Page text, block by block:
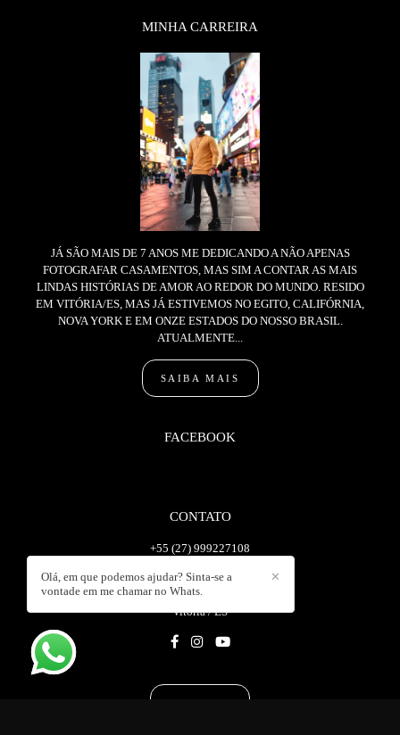
MINHA CARREIRA
JÁ SÃO MAIS DE 7 ANOS ME DEDICANDO A NÃO APENAS
FOTOGRAFAR CASAMENTOS, MAS SIM A CONTAR AS MAIS
LINDAS HISTÓRIAS DE AMOR AO REDOR DO MUNDO. RESIDO
EM VITÓRIA/ES, MAS JÁ ESTIVEMOS NO EGITO, CALIFÓRNIA,
NOVA YORK E EM ONZE ESTADOS DO NOSSO BRASIL.
ATUALMENTE...
SAIBA MAIS
FACEBOOK
CONTATO
+55 (27) 999227108
Enviar mensagem
wanlopesc@gmail.com
Vitória / ES
✕
Olá, em que podemos ajudar? Sinta-se a
vontade em me chamar no Whats.